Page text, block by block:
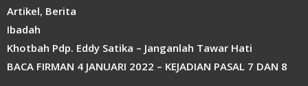
Kategori
Artikel, Berita
Tag
Ibadah
Khotbah Pdp. Eddy Satika – Janganlah Tawar Hati
BACA FIRMAN 4 JANUARI 2022 – KEJADIAN PASAL 7 DAN 8